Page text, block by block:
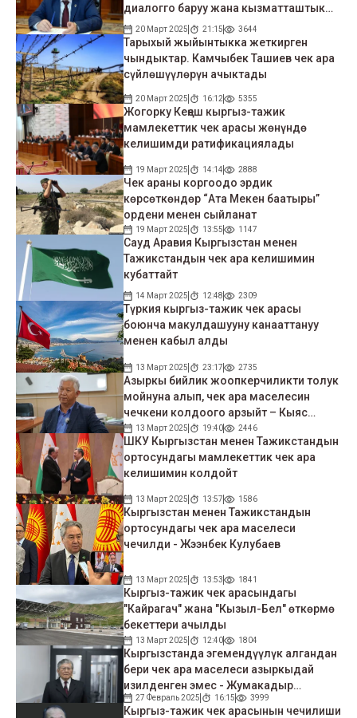
диалогго баруу жана кызматташтык
аркылуу чечүүнүн үлгүсү
20 Март 2025 21:15 3644
Тарыхый жыйынтыкка жеткирген
чындыктар. Камчыбек Ташиев чек ара
сүйлөшүүлөрүн ачыктады
20 Март 2025 16:12 5355
Жогорку Кеңеш кыргыз-тажик
мамлекеттик чек арасы жөнүндө
келишимди ратификациялады
19 Март 2025 14:14 2888
Чек араны коргоодо эрдик
көрсөткөндөр “Ата Мекен баатыры”
ордени менен сыйланат
19 Март 2025 13:55 1147
Сауд Аравия Кыргызстан менен
Тажикстандын чек ара келишимин
кубаттайт
14 Март 2025 12:48 2309
Түркия кыргыз-тажик чек арасы
боюнча макулдашууну канааттануу
менен кабыл алды
13 Март 2025 23:17 2735
Азыркы бийлик жоопкерчиликти толук
мойнуна алып, чек ара маселесин
чечкени колдоого арзыйт – Кыяс
Молдокасымов
13 Март 2025 19:40 2446
ШКУ Кыргызстан менен Тажикстандын
ортосундагы мамлекеттик чек ара
келишимин колдойт
13 Март 2025 13:57 1586
Кыргызстан менен Тажикстандын
ортосундагы чек ара маселеси
чечилди - Жээнбек Кулубаев
13 Март 2025 13:53 1841
Кыргыз-тажик чек арасындагы
"Кайрагач" жана "Кызыл-Бел" өткөрмө
бекеттери ачылды
13 Март 2025 12:40 1804
Кыргызстанда эгемендүүлүк алгандан
бери чек ара маселеси азыркыдай
изилденген эмес - Жумакадыр
Атабеков
27 Февраль 2025 16:15 3999
Кыргыз-тажик чек арасынын чечилиши